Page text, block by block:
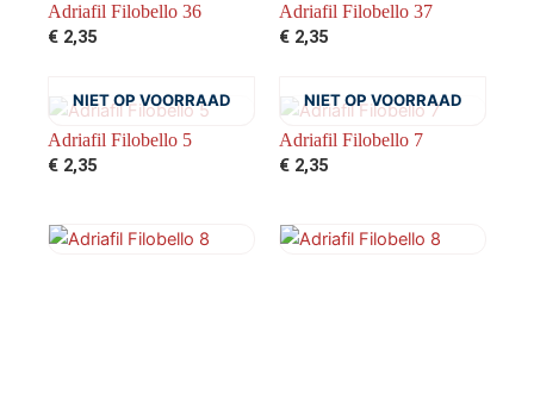
Adriafil Filobello 36
€ 2,35
Adriafil Filobello 37
€ 2,35
NIET OP VOORRAAD
Adriafil Filobello 5
€ 2,35
NIET OP VOORRAAD
Adriafil Filobello 7
€ 2,35